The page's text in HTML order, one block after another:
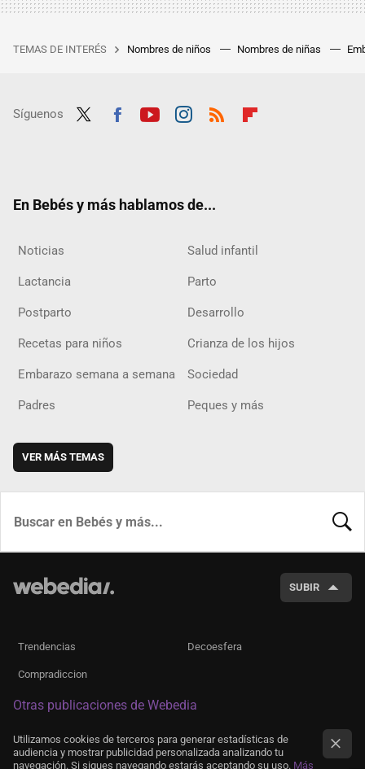
TEMAS DE INTERÉS Nombres de niños Nombres de niñas
Síguenos
En Bebés y más hablamos de...
Noticias Salud infantil
Lactancia Parto
Postparto Desarrollo
Recetas para niños Crianza de los hijos
Embarazo semana a semana Sociedad
Padres Peques y más
VER MÁS TEMAS
SUBIR
Trendencias Decoesfera
Compradiccion
Otras publicaciones de Webedia
Utilizamos cookies de terceros para generar estadísticas de
audiencia y mostrar publicidad personalizada analizando tu
navegación. Si sigues navegando estarás aceptando su uso. Más